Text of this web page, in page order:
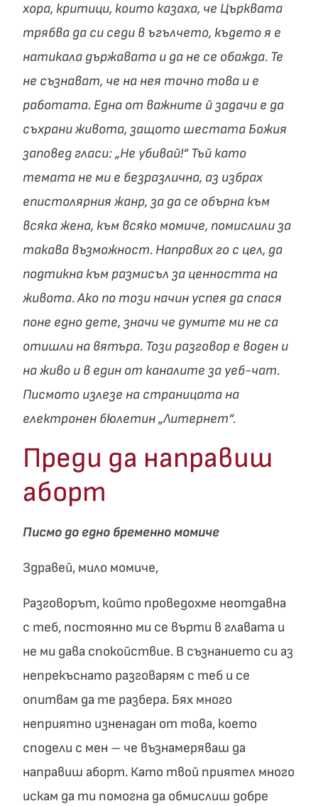
хора, критици, които казаха, че Църквата
трябва да си седи в ъгълчето, където я е
натикала държавата и да не се обажда. Те
не съзнават, че на нея точно това и е
работата. Една от важните й задачи е да
съхрани живота, защото шестата Божия
заповед гласи: „Не убивай!“ Тъй като
темата не ми е безразлична, аз избрах
епистолярния жанр, за да се обърна към
всяка жена, към всяко момиче, помислили за
такава възможност. Направих го с цел, да
подтикна към размисъл за ценността на
живота. Ако по този начин успея да спася
поне едно дете, значи че думите ми не са
отишли на вятъра. Този разговор е воден и
на живо и в един от каналите за уеб-чат.
Писмото излезе на страницата на
електронен бюлетин „Литернет“.
Преди да направиш
аборт
Писмо до едно бременно момиче
Здравей, мило момиче,
Разговорът, който проведохме неотдавна
с теб, постоянно ми се върти в главата и
не ми дава спокойствие. В съзнанието си аз
непрекъснато разговарям с теб и се
опитвам да те разбера. Бях много
неприятно изненадан от това, което
сподели с мен – че възнамеряваш да
направиш аборт. Като твой приятел много
искам да ти помогна да обмислиш добре